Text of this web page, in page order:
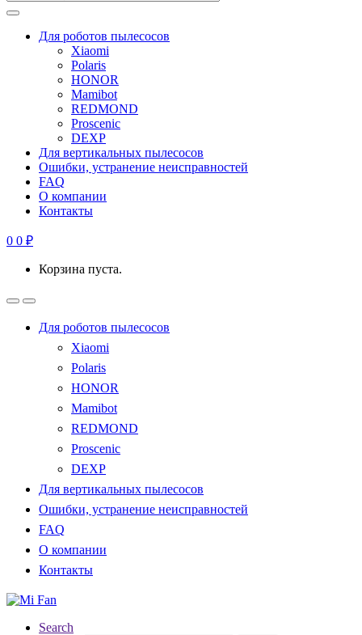
Для роботов пылесосов
Xiaomi
Polaris
HONOR
Mamibot
REDMOND
Proscenic
DEXP
Для вертикальных пылесосов
Ошибки, устранение неисправностей
FAQ
О компании
Контакты
0 0 ₽
Корзина пуста.
Для роботов пылесосов
Xiaomi
Polaris
HONOR
Mamibot
REDMOND
Proscenic
DEXP
Для вертикальных пылесосов
Ошибки, устранение неисправностей
FAQ
О компании
Контакты
Search